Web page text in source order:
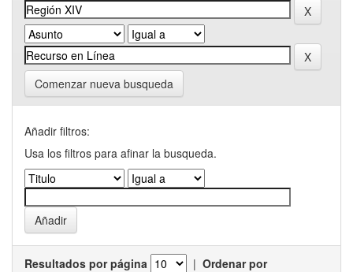
Comenzar nueva busqueda
Añadir filtros:
Usa los filtros para afinar la busqueda.
Resultados por página | Ordenar por